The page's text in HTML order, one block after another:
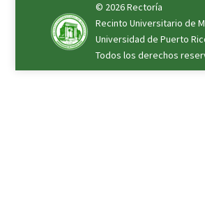
© 2026Rectoría
Recinto Universitario de
Universidad de Puerto
Todos los derechos